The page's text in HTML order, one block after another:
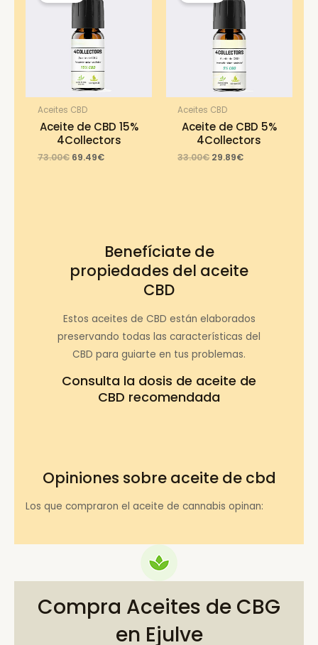
Aceites CBD
Aceite de CBD 15%
4Collectors
73.00€ Original
69.49€Current
Aceites CBD
Aceite de CBD 5%
4Collectors
33.00€ Original
29.89€Current
Benefíciate de
propiedades del aceite
CBD
Estos aceites de CBD están elaborados
preservando todas las características del
CBD para guiarte en tus problemas.
Consulta la dosis de aceite de
CBD recomendada
Opiniones sobre aceite de cbd
Los que compraron el aceite de cannabis opinan:
Compra Aceites de CBG
en Ejulve